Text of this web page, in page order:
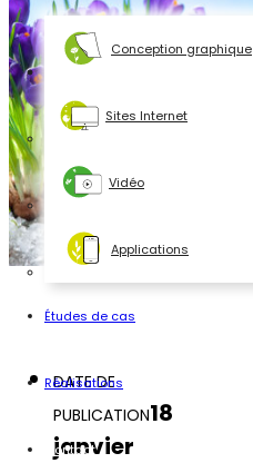
Conception graphique
Sites Internet
Vidéo
Applications
Études de cas
Réalisations
Contact
DATE DE
PUBLICATION18
janvier